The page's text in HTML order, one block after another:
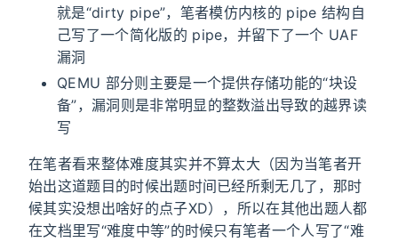
就是“dirty pipe”，笔者模仿内核的 pipe 结构自
己写了一个简化版的 pipe，并留下了一个 UAF
漏洞
QEMU 部分则主要是一个提供存储功能的“块设
备”，漏洞则是非常明显的整数溢出导致的越界读
写
在笔者看来整体难度其实并不算太大（因为当笔者开
始出这道题目的时候出题时间已经所剩无几了，那时
候其实没想出啥好的点子XD），所以在其他出题人都
在文档里写“难度中等”的时候只有笔者一个人写了“难